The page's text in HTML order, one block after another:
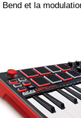
et la